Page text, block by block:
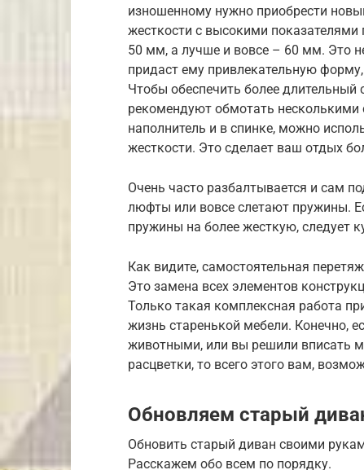
изношенному нужно приобрести
жесткости с высокими
50 мм, а лучше и вовсе – 60 мм. Это
придаст ему привлекательную
Чтобы обеспечить более длительный
рекомендуют обмотать несколькими
наполнитель и в спинке, можно
жесткости. Это сделает ваш отдых
Очень часто разбалтывается и сам
люфты или вовсе слетают пружины.
пружины на более жесткую, следует
Как видите, самостоятельная
Это замена всех элементов
Только такая комплексная работа
жизнь старенькой мебели. Конечно,
животными, или вы решили вписать
расцветки, то всего этого вам,
Обновляем старый
Обновить старый диван своими
Расскажем обо всем по порядку.